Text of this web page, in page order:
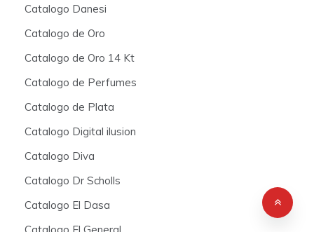
Catalogo Danesi
Catalogo de Oro
Catalogo de Oro 14 Kt
Catalogo de Perfumes
Catalogo de Plata
Catalogo Digital ilusion
Catalogo Diva
Catalogo Dr Scholls
Catalogo El Dasa
Catalogo El General